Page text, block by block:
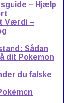
– Hjælp
Værdi –
Sådan
dit Pokemon
du falske